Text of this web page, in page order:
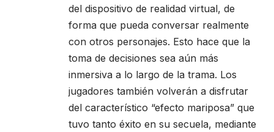
del dispositivo de realidad virtual, de
forma que pueda conversar realmente
con otros personajes. Esto hace que la
toma de decisiones sea aún más
inmersiva a lo largo de la trama. Los
jugadores también volverán a disfrutar
del característico “efecto mariposa” que
tuvo tanto éxito en su secuela, mediante